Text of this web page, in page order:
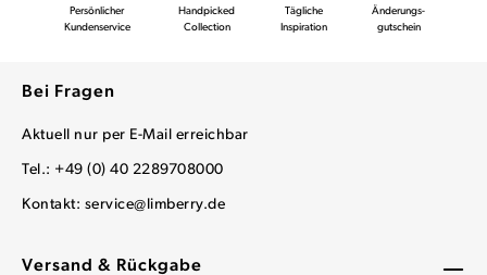
Versand & Rückgabe
Persönlicher
Kundenservice
Handpicked
Collection
Tägliche
Inspiration
Änderungs-
gutschein
Bei Fragen
Aktuell nur per E-Mail erreichbar
Tel.: +49 (0) 40 2289708000
Kontakt: service@limberry.de